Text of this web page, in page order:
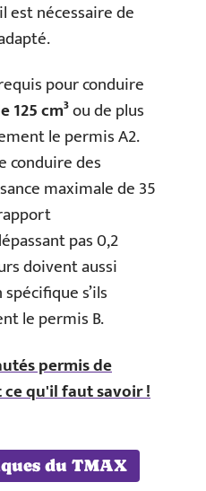
est nécessaire de
pour conduire
125 cm³ou de plus
le permis A2.
conduire des
maximale de 35
pas 0,2
doivent aussi
s’ils
le permis B.
permis de
qu'il faut savoir !
du TMAX